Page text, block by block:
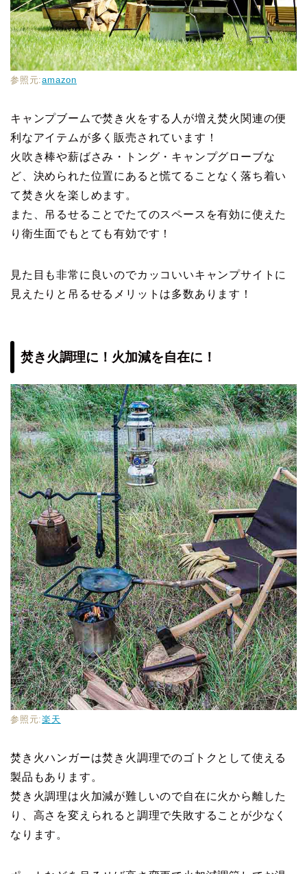
参照元:amazon
キャンプブームで焚き火をする人が増え焚火関連の便
利なアイテムが多く販売されています！
火吹き棒や薪ばさみ・トング・キャンプグローブな
ど、決められた位置にあると慌てることなく落ち着い
て焚き火を楽しめます。
また、吊るせることでたてのスペースを有効に使えた
り衛生面でもとても有効です！
見た目も非常に良いのでカッコいいキャンプサイトに
見えたりと吊るせるメリットは多数あります！
焚き火調理に！火加減を自在に！
参照元:楽天
焚き火ハンガーは焚き火調理でのゴトクとして使える
製品もあります。
焚き火調理は火加減が難しいので自在に火から離した
り、高さを変えられると調理で失敗することが少なく
なります。